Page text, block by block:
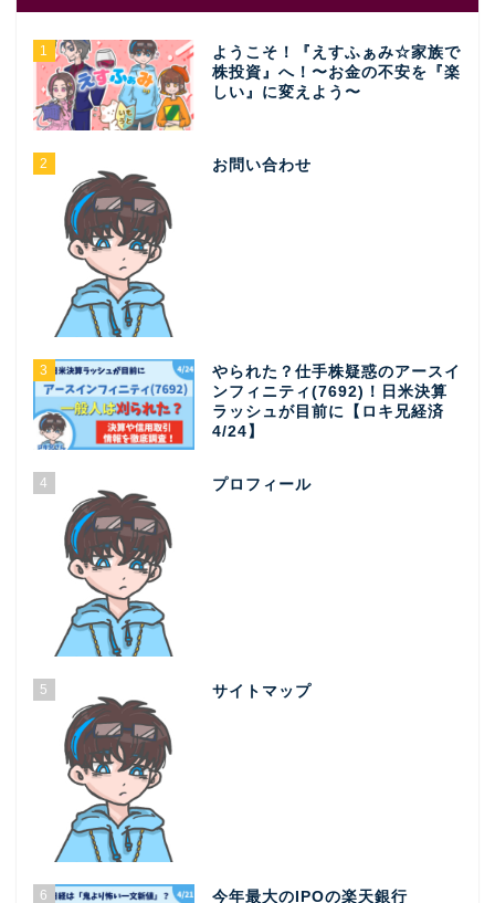
1
ようこそ！『えすふぁみ☆家族で
株投資』へ！〜お金の不安を『楽
しい』に変えよう〜
2 お問い合わせ
3
やられた？仕手株疑惑のアースイ
ンフィニティ(7692)！日米決算
ラッシュが目前に【ロキ兄経済
4/24】
4 プロフィール
5 サイトマップ
6 今年最大のIPOの楽天銀行